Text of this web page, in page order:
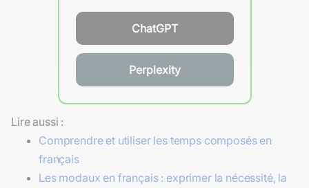
ChatGPT
Perplexity
Lire aussi :
Comprendre et utiliser les temps composés en
français
Les modaux en français : exprimer la nécessité, la